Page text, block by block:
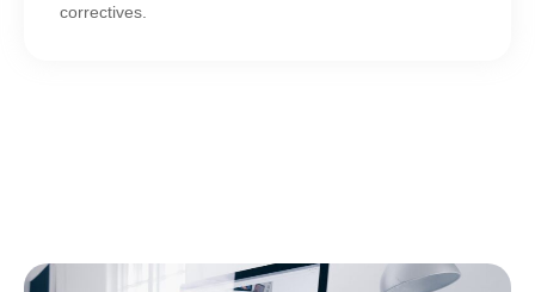
correctives.